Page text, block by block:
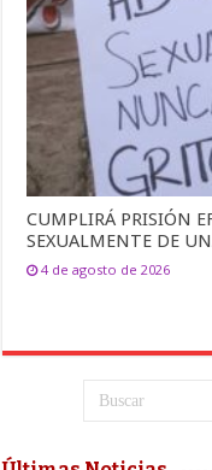
CUMPLIRÁ PRISIÓN
SEXUALMENTE DE
4 de agosto de 2026